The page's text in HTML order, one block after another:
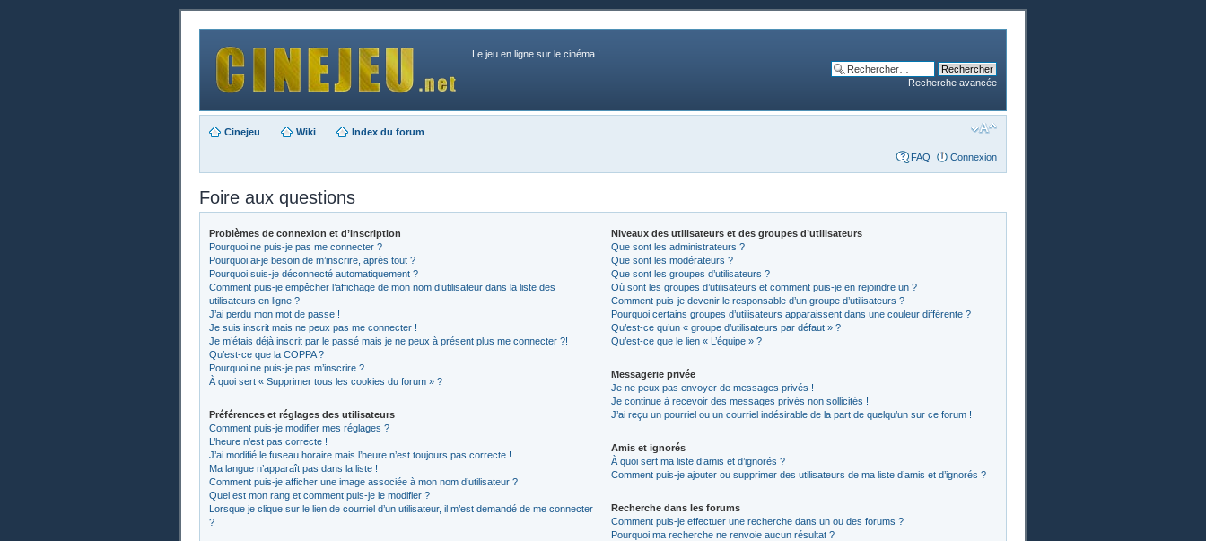
Le jeu en ligne sur le cinéma !
Recherche avancée
Cinejeu Wiki Index du forum
FAQ Connexion
Foire aux questions
Problèmes de connexion et d’inscription
Pourquoi ne puis-je pas me connecter ?
Pourquoi ai-je besoin de m’inscrire, après tout ?
Pourquoi suis-je déconnecté automatiquement ?
Comment puis-je empêcher l’affichage de mon nom d’utilisateur dans la liste des
utilisateurs en ligne ?
J’ai perdu mon mot de passe !
Je suis inscrit mais ne peux pas me connecter !
Je m’étais déjà inscrit par le passé mais je ne peux à présent plus me connecter ?!
Qu’est-ce que la COPPA ?
Pourquoi ne puis-je pas m’inscrire ?
À quoi sert « Supprimer tous les cookies du forum » ?
Préférences et réglages des utilisateurs
Comment puis-je modifier mes réglages ?
L’heure n’est pas correcte !
J’ai modifié le fuseau horaire mais l’heure n’est toujours pas correcte !
Ma langue n’apparaît pas dans la liste !
Comment puis-je afficher une image associée à mon nom d’utilisateur ?
Quel est mon rang et comment puis-je le modifier ?
Lorsque je clique sur le lien de courriel d’un utilisateur, il m’est demandé de me connecter
?
Niveaux des utilisateurs et des groupes d’utilisateurs
Que sont les administrateurs ?
Que sont les modérateurs ?
Que sont les groupes d’utilisateurs ?
Où sont les groupes d’utilisateurs et comment puis-je en rejoindre un ?
Comment puis-je devenir le responsable d’un groupe d’utilisateurs ?
Pourquoi certains groupes d’utilisateurs apparaissent dans une couleur différente ?
Qu’est-ce qu’un « groupe d’utilisateurs par défaut » ?
Qu’est-ce que le lien « L’équipe » ?
Messagerie privée
Je ne peux pas envoyer de messages privés !
Je continue à recevoir des messages privés non sollicités !
J’ai reçu un pourriel ou un courriel indésirable de la part de quelqu’un sur ce forum !
Amis et ignorés
À quoi sert ma liste d’amis et d’ignorés ?
Comment puis-je ajouter ou supprimer des utilisateurs de ma liste d’amis et d’ignorés ?
Recherche dans les forums
Comment puis-je effectuer une recherche dans un ou des forums ?
Pourquoi ma recherche ne renvoie aucun résultat ?